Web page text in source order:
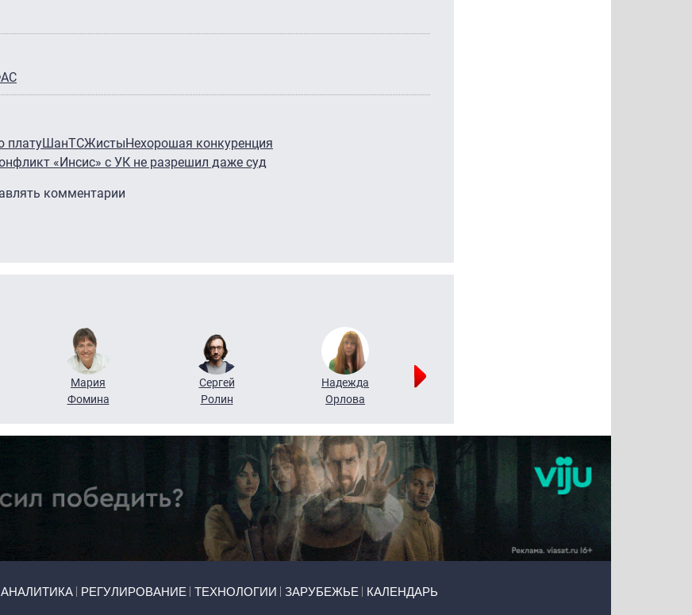
платуШанТСЖистыНехорошая конкуренция
«Инсис» с УК не разрешил даже суд
комментарии
Мария
Фомина
Сергей
Ролин
Надежда
Орлова
АНАЛИТИКА РЕГУЛИРОВАНИЕ ТЕХНОЛОГИИ ЗАРУБЕЖЬЕ КАЛЕНДАРЬ